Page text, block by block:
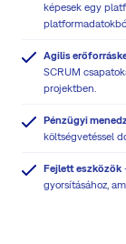
képesek egy
Agilis
SCRUM
projektben.
Pénzügyi
költségvetéssel
Fejlett eszközök
gyorsításához,